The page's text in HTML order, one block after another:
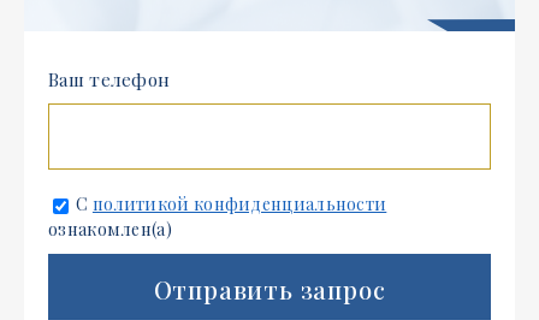
Ваш телефон
С политикой конфиденциальности
ознакомлен(а)
Отправить запрос